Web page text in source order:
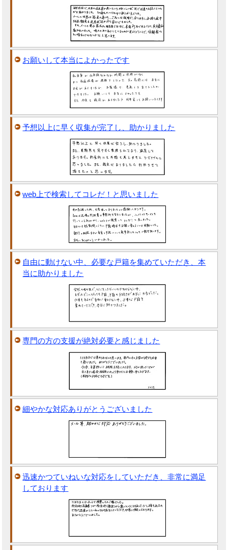
お願いして本当によかったです
予想以上に早く収集が完了し、助かりました
web上で検索してコレだ！と思いました
自由に動けない中、必要な戸籍を集めていただき、本
当に助かりました
専門の方の支援が絶対必要と感じました
細やかな対応ありがとうございました
迅速かつていねいな対応をしていただき、非常に満足
しております